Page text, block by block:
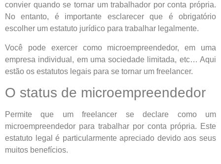
convier quando se tornar um trabalhador por conta própria.
No entanto, é importante esclarecer que é obrigatório
escolher um estatuto jurídico para trabalhar legalmente.
Você pode exercer como microempreendedor, em uma
empresa individual, em uma sociedade limitada, etc… Aqui
estão os estatutos legais para se tornar um freelancer.
O status de microempreendedor
Permite que um freelancer se declare como um
microempreendedor para trabalhar por conta própria. Este
estatuto legal é particularmente apreciado devido aos seus
muitos benefícios.